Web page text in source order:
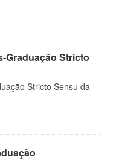
Graduação Stricto
Stricto Sensu da